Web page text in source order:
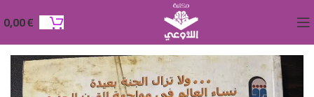
0,00€